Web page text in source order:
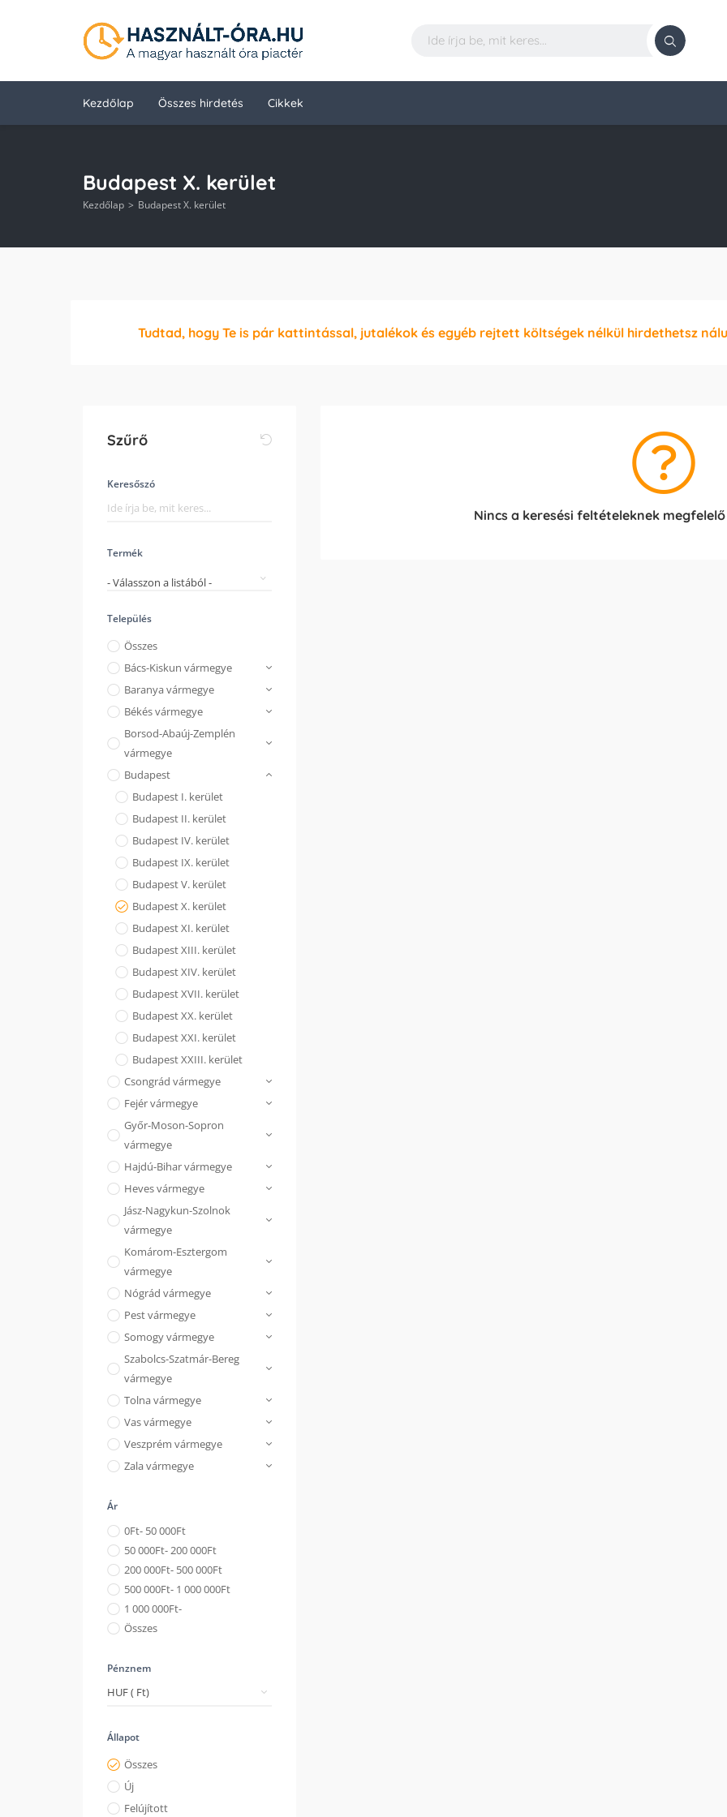
Kezdőlap Összes hirdetés Cikkek
Budapest X. kerület
Kezdőlap Budapest X. kerület
Tudtad, hogy Te is pár kattintással, jutalékok és egyéb rejtett költségek nélkül hirdethetsz
Szűrő
Keresőszó
Termék
- Válasszon a listából -
Település
Összes
Bács-Kiskun vármegye
Baranya vármegye
Békés vármegye
Borsod-Abaúj-Zemplén
vármegye
Budapest
Budapest I. kerület
Budapest II. kerület
Budapest IV. kerület
Budapest IX. kerület
Budapest V. kerület
Budapest X. kerület
Budapest XI. kerület
Budapest XIII. kerület
Budapest XIV. kerület
Budapest XVII. kerület
Budapest XX. kerület
Budapest XXI. kerület
Budapest XXIII. kerület
Csongrád vármegye
Fejér vármegye
Győr-Moson-Sopron
vármegye
Hajdú-Bihar vármegye
Heves vármegye
Jász-Nagykun-Szolnok
vármegye
Komárom-Esztergom
vármegye
Nógrád vármegye
Pest vármegye
Somogy vármegye
Szabolcs-Szatmár-Bereg
vármegye
Tolna vármegye
Vas vármegye
Veszprém vármegye
Zala vármegye
Ár
0Ft- 50 000Ft
50 000Ft- 200 000Ft
200 000Ft- 500 000Ft
500 000Ft- 1 000 000Ft
1 000 000Ft-
Összes
Pénznem
Állapot
Összes
Új
Felújított
Nincs a keresési feltételeknek